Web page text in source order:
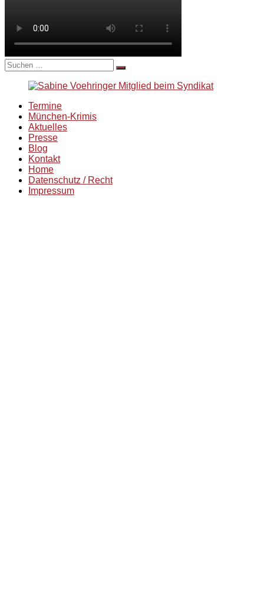
Suche
nach:
Termine
München-Krimis
Aktuelles
Presse
Blog
Kontakt
Home
Datenschutz / Recht
Impressum